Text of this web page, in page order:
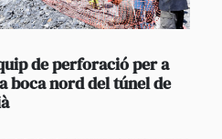
de perforació per a
boca nord del túnel de